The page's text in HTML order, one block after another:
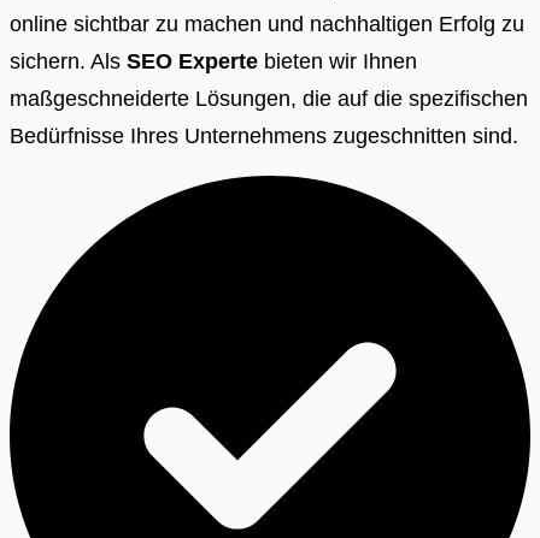
online sichtbar zu machen und nachhaltigen Erfolg zu
sichern. Als SEO Experte bieten wir Ihnen
maßgeschneiderte Lösungen, die auf die spezifischen
Bedürfnisse Ihres Unternehmens zugeschnitten sind.